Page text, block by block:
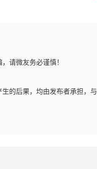
请微友务必谨慎！
的后果，均由发布者承担，与